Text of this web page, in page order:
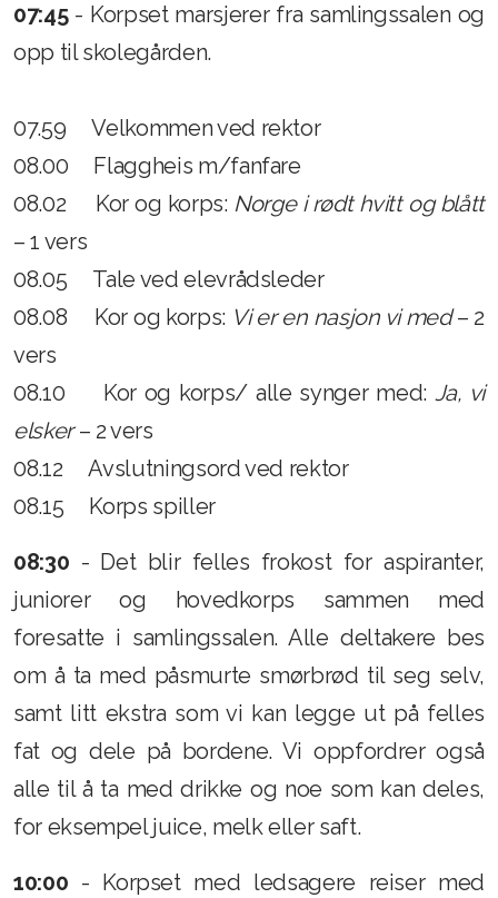
07:45- Korpset marsjerer fra samlingssalen og
opp til skolegården.
07.59 Velkommen ved rektor
08.00 Flaggheis m/fanfare
08.02 Kor og korps: Norge i rødt hvitt og blått
– 1 vers
08.05 Tale ved elevrådsleder
08.08 Kor og korps: Vi er en nasjon vi med– 2
vers
08.10 Kor og korps/ alle synger med: Ja, vi
elsker– 2 vers
08.12 Avslutningsord ved rektor
08.15 Korps spiller
08:30 - Det blir felles frokost for aspiranter,
juniorer og hovedkorps sammen med
foresatte i samlingssalen. Alle deltakere bes
om å ta med påsmurte smørbrød til seg selv,
samt litt ekstra som vi kan legge ut på felles
fat og dele på bordene. Vi oppfordrer også
alle til å ta med drikke og noe som kan deles,
for eksempel juice, melk eller saft.
10:00 - Korpset med ledsagere reiser med
Korpshåndboka
Årsmøte 2024
Innsending av fakturaer og utlegg
Årsmøte 2025
Arkiv
Rapporter
Referater